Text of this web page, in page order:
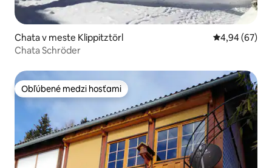
Chata v meste Klippitztörl Priemerné
4,94 (67)
Chata Schröder
Obľúbené medzi hosťami
Obľúbené medzi hosťami